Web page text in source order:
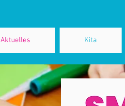
Aktuelles Kita